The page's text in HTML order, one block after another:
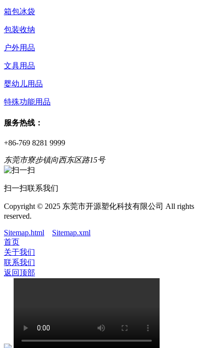
箱包冰袋
包装收纳
户外用品
文具用品
婴幼儿用品
特殊功能用品
服务热线：
+86-769 8281 9999
东莞市寮步镇向西东区路15号
扫一扫联系我们
Copyright © 2025 东莞市开源塑化科技有限公司 All rights
reserved.
Sitemap.html
Sitemap.xml
首页
关于我们
联系我们
返回顶部